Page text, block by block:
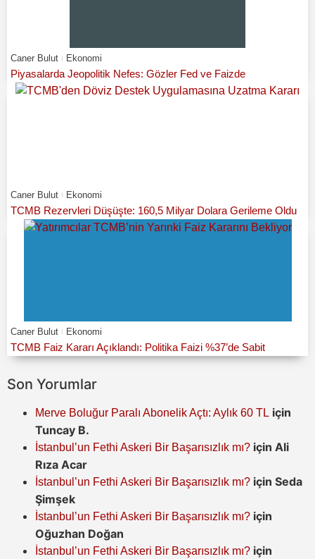
Caner Bulut Ekonomi
Piyasalarda Jeopolitik Nefes: Gözler Fed ve Faizde
Caner Bulut Ekonomi
TCMB Rezervleri Düşüşte: 160,5 Milyar Dolara Gerileme Oldu
Caner Bulut Ekonomi
TCMB Faiz Kararı Açıklandı: Politika Faizi %37’de Sabit
Son Yorumlar
Merve Boluğur Paralı Abonelik Açtı: Aylık 60 TL için
Tuncay B.
İstanbul’un Fethi Askeri Bir Başarısızlık mı? için Ali
Rıza Acar
İstanbul’un Fethi Askeri Bir Başarısızlık mı? için Seda
Şimşek
İstanbul’un Fethi Askeri Bir Başarısızlık mı? için
Oğuzhan Doğan
İstanbul’un Fethi Askeri Bir Başarısızlık mı? için